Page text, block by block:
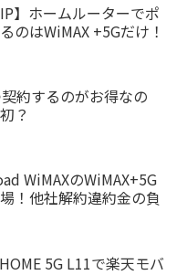
】ホームルーターでポ
ート開放できるのはWiMAX +5Gだけ！
約するのがお得なの
？
WiMAXのWiMAX+5G
！他社解約違約金の負
5G L11で楽天モバ